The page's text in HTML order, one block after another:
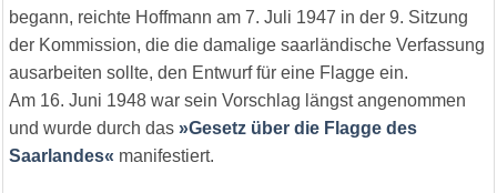
begann, reichte Hoffmann am 7. Juli 1947 in der 9. Sitzung
der Kommission, die die damalige saarländische Verfassung
ausarbeiten sollte, den Entwurf für eine Flagge ein.
Am 16. Juni 1948 war sein Vorschlag längst angenommen
und wurde durch das »Gesetz über die Flagge des
Saarlandes« manifestiert.